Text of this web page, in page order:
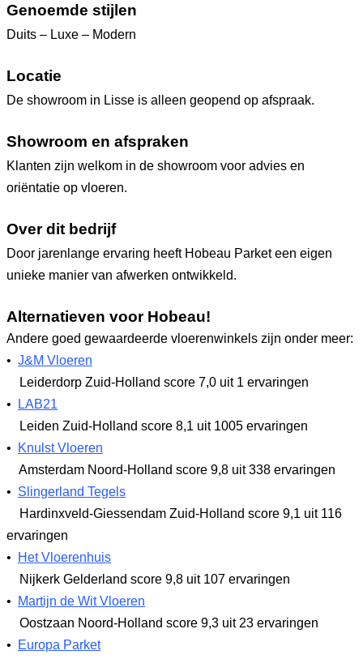
Genoemde stijlen
Duits – Luxe – Modern
Locatie
De showroom in Lisse is alleen geopend op afspraak.
Showroom en afspraken
Klanten zijn welkom in de showroom voor advies en
oriëntatie op vloeren.
Over dit bedrijf
Door jarenlange ervaring heeft Hobeau Parket een eigen
unieke manier van afwerken ontwikkeld.
Alternatieven voor Hobeau!
Andere goed gewaardeerde vloerenwinkels zijn onder meer:
• J&M Vloeren
Leiderdorp Zuid-Holland score 7,0 uit 1 ervaringen
•
LAB21
Leiden Zuid-Holland score 8,1 uit 1005 ervaringen
•
Knulst Vloeren
Amsterdam Noord-Holland score 9,8 uit 338 ervaringen
• Slingerland Tegels
Hardinxveld-Giessendam Zuid-Holland score 9,1 uit 116
ervaringen
•
Het Vloerenhuis
Nijkerk Gelderland score 9,8 uit 107 ervaringen
•
Martijn de Wit Vloeren
Oostzaan Noord-Holland score 9,3 uit 23 ervaringen
•
Europa Parket